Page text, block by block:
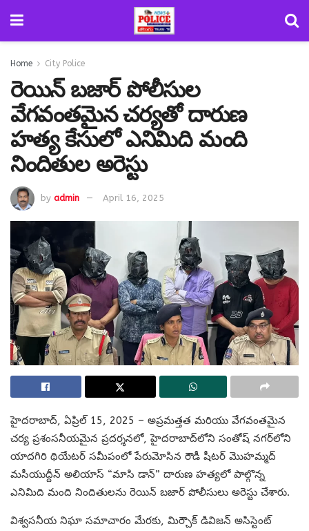
Home City Police
రెయిన్ బజార్ పోలీసుల
వేగవంతమైన చర్యతో దారుణ
హత్య కేసులో ఎనిమిది మంది
నిందితుల అరెస్టు
by admin April 16, 2025
హైదరాబాద్, ఏప్రిల్ 15, 2025 – అప్రమత్తత మరియు వేగవంతమైన
చర్య ప్రశంసనీయమైన ప్రదర్శనలో, హైదరాబాద్‌లోని సంతోష్ నగర్‌లోని
యాదగిరి థియేటర్ సమీపంలో పేరుమోసిన రౌడీ షీటర్ మొహమ్మద్
మసీయుద్దీన్ అలియాస్ “మాసి డాన్” దారుణ హత్యలో పాల్గొన్న
ఎనిమిది మంది నిందితులను రెయిన్ బజార్ పోలీసులు అరెస్టు చేశారు.
విశ్వసనీయ నిఘా సమాచారం మేరకు, మిర్చౌక్ డివిజన్ అసిస్టెంట్